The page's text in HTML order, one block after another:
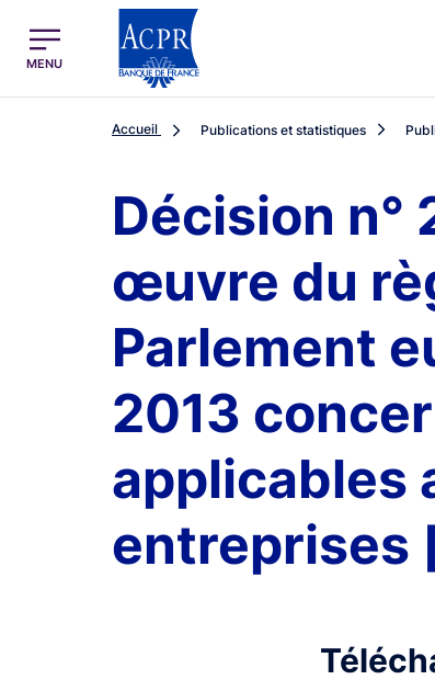
ACPR Menu Principal (French)
MENU
Accueil Publications et statistiques
Décision n°
œuvre du
Parlement
2013
applicables
entreprises